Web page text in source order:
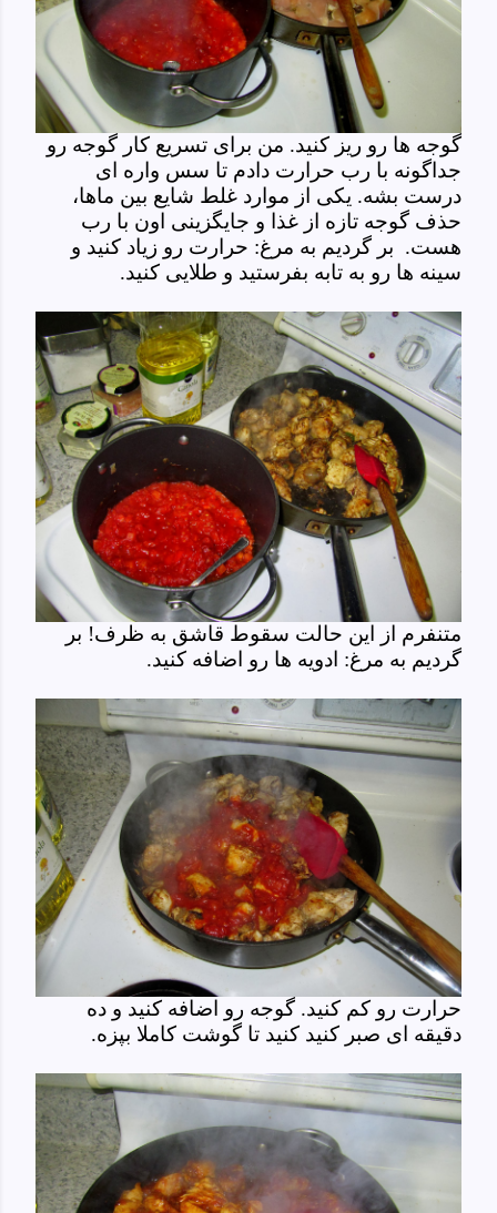
گوجه ها رو ریز کنید. من برای تسریع کار گوجه رو
جداگونه با رب حرارت دادم تا سس واره ای
درست بشه. یکی از موارد غلط شایع بین ماها،
حذف گوجه تازه از غذا و جایگزینی اون با رب
هست. بر گردیم به مرغ: حرارت رو زیاد کنید و
سینه ها رو به تابه بفرستید و طلایی کنید.
متنفرم از این حالت سقوط قاشق به ظرف! بر
گردیم به مرغ: ادویه ها رو اضافه کنید.
حرارت رو کم کنید. گوجه رو اضافه کنید و ده
دقیقه ای صبر کنید کنید تا گوشت کاملا بپزه.